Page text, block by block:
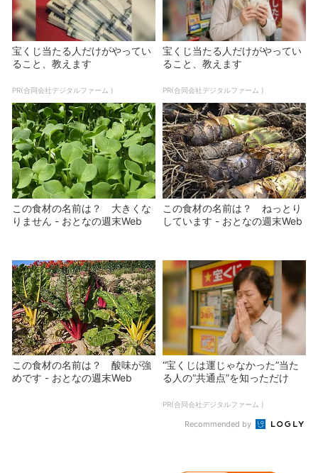
宝くじ当たる人だけがやってい
ること、教えます
PR(合同会社デジタルファーム )
宝くじ当たる人だけがやってい
ること、教えます
PR(合同会社デジタルファーム )
この食材の名前は？ 大きくな
りません - おとなの週末Web
この食材の名前は？ ねっとり
しています - おとなの週末Web
この食材の名前は？ 酸味が強
めです - おとなの週末Web
“宝くじは運じゃなかった”当た
る人の“共通点”を知っただけ
PR(合同会社デジタルファーム )
Recommended by